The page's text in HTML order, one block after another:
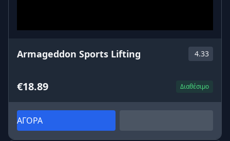
Armageddon Sports Lifting 4.33
€18.89 Διαθέσιμο
ΑΓΟΡΑ